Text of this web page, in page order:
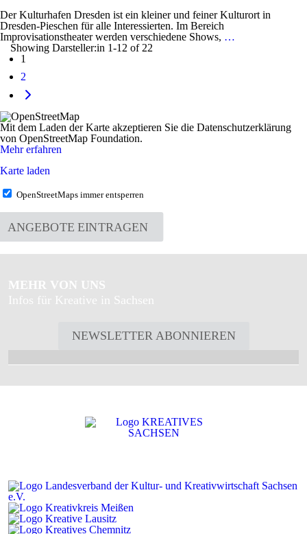
Der Kulturhafen Dresden ist ein kleiner und feiner Kulturort in
Dresden-Pieschen für alle Interessierten. Im Bereich
Improvisationstheater werden verschiedene Shows, …
Showing Darsteller:in 1-12 of 22
Posts1
2
Ältere
Mit dem Laden der Karte akzeptieren Sie die Datenschutzerklärung
von OpenStreetMap Foundation.
Mehr erfahren
Karte laden
OpenStreetMaps immer entsperren
ANGEBOTE EINTRAGEN
MEHR VON UNS
Infos für Kreative in Sachsen
NEWSLETTER ABONNIEREN